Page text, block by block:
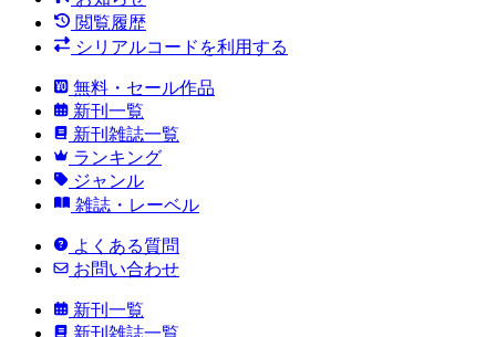
閲覧履歴
シリアルコードを利用する
無料・セール作品
新刊一覧
新刊雑誌一覧
ランキング
ジャンル
雑誌・レーベル
よくある質問
お問い合わせ
新刊一覧
新刊雑誌一覧